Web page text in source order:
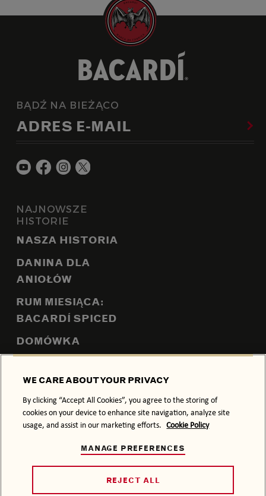
BĄDŹ NA BIEŻĄCO
ADRES E-MAIL
NAJNOWSZE
HISTORIE
NASZA HISTORIA
DANINA DLA
ANIOŁÓW
RUM MIESIĄCA:
BACARDÍ SPICED
DOMÓWKA
O NAS
SKONTAKTUJ SIĘ Z
WE CARE ABOUT YOUR PRIVACY
By clicking “Accept All Cookies”, you agree to the storing of
cookies on your device to enhance site navigation, analyze site
usage, and assist in our marketing efforts. Cookie Policy
MANAGE PREFERENCES
REJECT ALL